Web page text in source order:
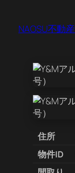
NAOSU不動産
住所
物件ID